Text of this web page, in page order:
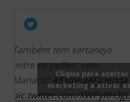
Também tem sertanejo
entre os peões: vem
Mariano!
#EstreiaAFazenda
pic.twitter.com/
Clique para aceitar
marketing e ativar